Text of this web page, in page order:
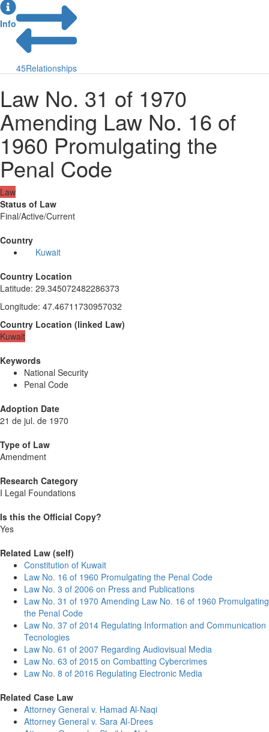
Info
45Relationships
Law No. 31 of 1970
Amending Law No. 16 of
1960 Promulgating the
Penal Code
Law
Status of Law
Final/Active/Current
Country
Kuwait
Country Location
Latitude: 29.345072482286373
Longitude: 47.46711730957032
Country Location (linked Law)
Kuwait
Keywords
National Security
Penal Code
Adoption Date
21 de jul. de 1970
Type of Law
Amendment
Research Category
I Legal Foundations
Is this the Official Copy?
Yes
Related Law (self)
Constitution of Kuwait
Law No. 16 of 1960 Promulgating the Penal Code
Law No. 3 of 2006 on Press and Publications
Law No. 31 of 1970 Amending Law No. 16 of 1960 Promulgating
the Penal Code
Law No. 37 of 2014 Regulating Information and Communication
Tecnologies
Law No. 61 of 2007 Regarding Audiovisual Media
Law No. 63 of 2015 on Combatting Cybercrimes
Law No. 8 of 2016 Regulating Electronic Media
Related Case Law
Attorney General v. Hamad Al-Naqi
Attorney General v. Sara Al-Drees